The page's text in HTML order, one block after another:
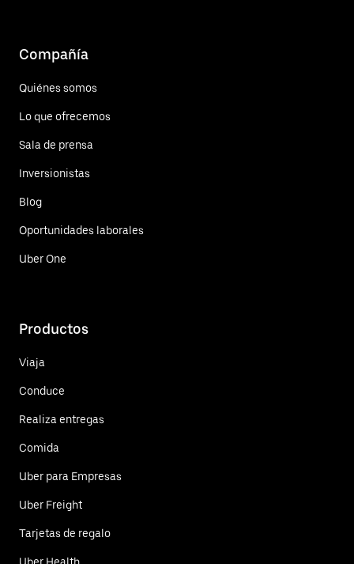
Compañía
Quiénes somos
Lo que ofrecemos
Sala de prensa
Inversionistas
Blog
Oportunidades laborales
Uber One
Productos
Viaja
Conduce
Realiza entregas
Comida
Uber para Empresas
Uber Freight
Tarjetas de regalo